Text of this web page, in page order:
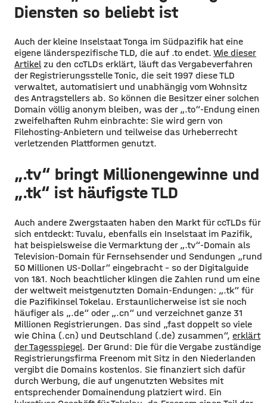
Diensten so beliebt ist
Auch der kleine Inselstaat Tonga im Südpazifik hat eine
eigene länderspezifische TLD, die auf .to endet. Wie dieser
Artikel zu den ccTLDs erklärt, läuft das Vergabeverfahren
der Registrierungsstelle Tonic, die seit 1997 diese TLD
verwaltet, automatisiert und unabhängig vom Wohnsitz
des Antragstellers ab. So können die Besitzer einer solchen
Domain völlig anonym bleiben, was der „.to“-Endung einen
zweifelhaften Ruhm einbrachte: Sie wird gern von
Filehosting-Anbietern und teilweise das Urheberrecht
verletzenden Plattformen genutzt.
„.tv“ bringt Millionengewinne und
„.tk“ ist häufigste TLD
Auch andere Zwergstaaten haben den Markt für ccTLDs für
sich entdeckt: Tuvalu, ebenfalls ein Inselstaat im Pazifik,
hat beispielsweise die Vermarktung der „.tv“-Domain als
Television-Domain für Fernsehsender und Sendungen „rund
50 Millionen US-Dollar“ eingebracht – so der Digitalguide
von 1&1. Noch beachtlicher klingen die Zahlen rund um eine
der weltweit meistgenutzten Domain-Endungen: „.tk“ für
die Pazifikinsel Tokelau. Erstaunlicherweise ist sie noch
häufiger als „.de“ oder „.cn“ und verzeichnet ganze 31
Millionen Registrierungen. Das sind „fast doppelt so viele
wie China (.cn) und Deutschland (.de) zusammen“, erklärt
der Tagesspiegel. Der Grund: Die für die Vergabe zuständige
Registrierungsfirma Freenom mit Sitz in den Niederlanden
vergibt die Domains kostenlos. Sie finanziert sich dafür
durch Werbung, die auf ungenutzten Websites mit
entsprechender Domainendung platziert wird. Ein